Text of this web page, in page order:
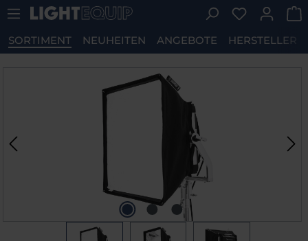
Zum Hauptinhalt springen Du hast 0
SORTIMENT NEUHEITEN ANGEBOTE HERSTELLER